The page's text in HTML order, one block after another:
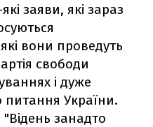
заяви, які зараз
вони проведуть
свободи
і дуже
питання України.
занадто